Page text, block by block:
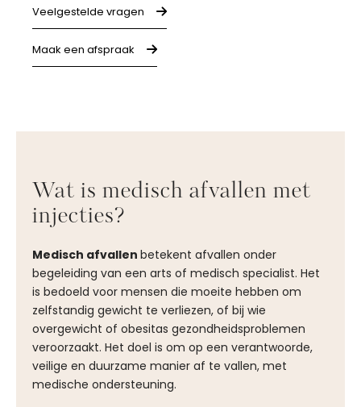
Veelgestelde vragen
Maak een afspraak
Wat is medisch afvallen met
injecties?
Medisch afvallen betekent afvallen onder
begeleiding van een arts of medisch specialist. Het
is bedoeld voor mensen die moeite hebben om
zelfstandig gewicht te verliezen, of bij wie
overgewicht of obesitas gezondheidsproblemen
veroorzaakt. Het doel is om op een verantwoorde,
veilige en duurzame manier af te vallen, met
medische ondersteuning.